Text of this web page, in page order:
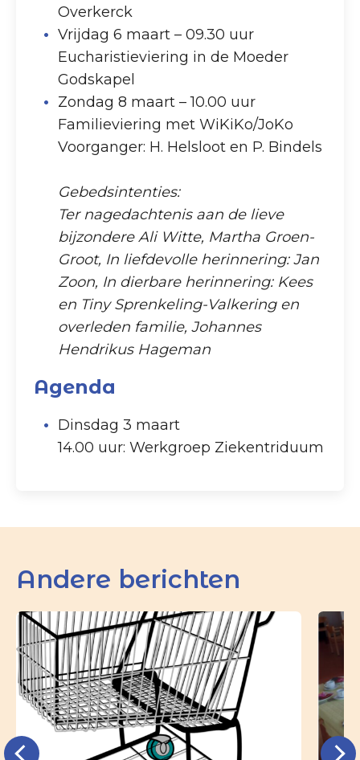
Overkerck
Vrijdag 6 maart – 09.30 uur
Eucharistieviering in de Moeder
Godskapel
Zondag 8 maart – 10.00 uur
Familieviering met WiKiKo/JoKo
Voorganger: H. Helsloot en P. Bindels
Gebedsintenties:
Ter nagedachtenis aan de lieve
bijzondere Ali Witte, Martha Groen-
Groot, In liefdevolle herinnering: Jan
Zoon, In dierbare herinnering: Kees
en Tiny Sprenkeling-Valkering en
overleden familie, Johannes
Hendrikus Hageman
Agenda
Dinsdag 3 maart
14.00 uur: Werkgroep Ziekentriduum
Andere berichten